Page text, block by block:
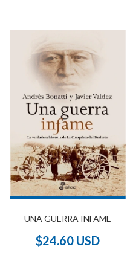
UNA GUERRA INFAME
$24.60 USD